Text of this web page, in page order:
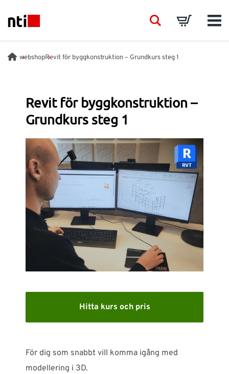
NTI logo
BRANSCHER
PRODUKTER
ACADEMY
EVENTS
INSIKTER
SUPPORT
WEBSHOP
SearchBasket
webshopRevit för byggkonstruktion – Grundkurs steg 1
Revit för byggkonstruktion –
Grundkurs steg 1
Hitta kurs och pris
För dig som snabbt vill komma igång med
modellering i 3D.